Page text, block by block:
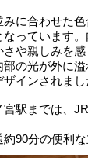
に合わせた
っています
や親しみを
の光が外に
インされまし
駅までは、
90分の便利な